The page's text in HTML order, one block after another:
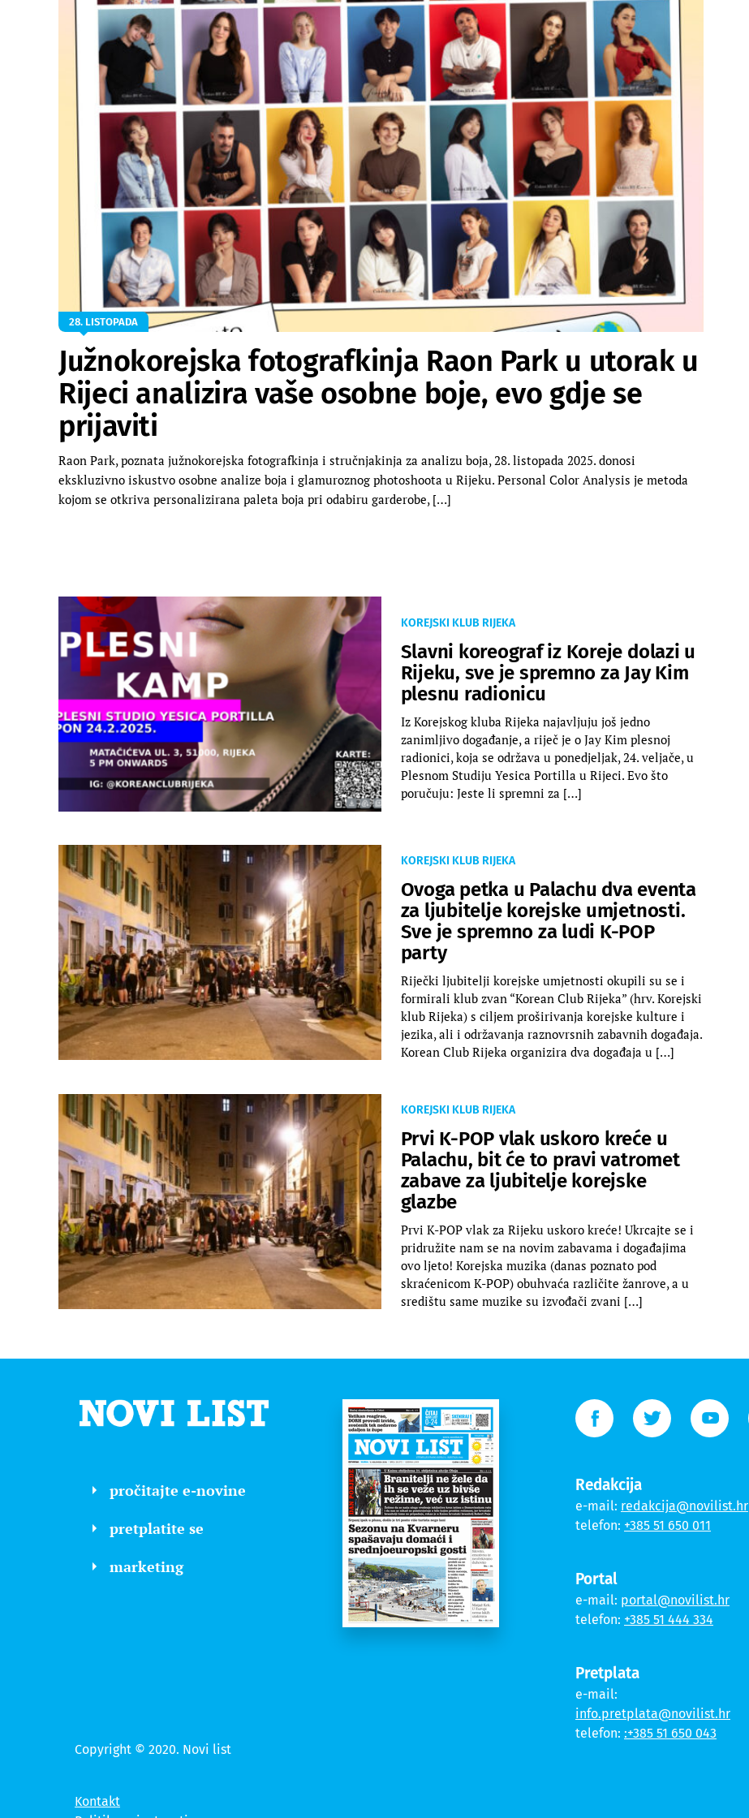
28. LISTOPADA
Južnokorejska fotografkinja Raon Park u utorak u
Rijeci analizira vaše osobne boje, evo gdje se
prijaviti
Raon Park, poznata južnokorejska fotografkinja i stručnjakinja za analizu boja, 28. listopada 2025. donosi
ekskluzivno iskustvo osobne analize boja i glamuroznog photoshoota u Rijeku. Personal Color Analysis je metoda
kojom se otkriva personalizirana paleta boja pri odabiru garderobe, […]
KOREJSKI KLUB RIJEKA
Slavni koreograf iz Koreje dolazi u
Rijeku, sve je spremno za Jay Kim
plesnu radionicu
Iz Korejskog kluba Rijeka najavljuju još jedno
zanimljivo događanje, a riječ je o Jay Kim plesnoj
radionici, koja se održava u ponedjeljak, 24. veljače, u
Plesnom Studiju Yesica Portilla u Rijeci. Evo što
poručuju: Jeste li spremni za […]
KOREJSKI KLUB RIJEKA
Ovoga petka u Palachu dva eventa
za ljubitelje korejske umjetnosti.
Sve je spremno za ludi K-POP
party
Riječki ljubitelji korejske umjetnosti okupili su se i
formirali klub zvan “Korean Club Rijeka” (hrv. Korejski
klub Rijeka) s ciljem proširivanja korejske kulture i
jezika, ali i održavanja raznovrsnih zabavnih događaja.
Korean Club Rijeka organizira dva događaja u […]
KOREJSKI KLUB RIJEKA
Prvi K-POP vlak uskoro kreće u
Palachu, bit će to pravi vatromet
zabave za ljubitelje korejske
glazbe
Prvi K-POP vlak za Rijeku uskoro kreće! Ukrcajte se i
pridružite nam se na novim zabavama i događajima
ovo ljeto! Korejska muzika (danas poznato pod
skraćenicom K-POP) obuhvaća različite žanrove, a u
središtu same muzike su izvođači zvani […]
pročitajte e-novine
pretplatite se
marketing
Redakcija
e-mail: redakcija@novilist.hr
telefon: +385 51 650 011
Portal
e-mail: portal@novilist.hr
telefon: +385 51 444 334
Pretplata
e-mail:
info.pretplata@novilist.hr
telefon: :+385 51 650 043
Copyright © 2020. Novi list
Kontakt